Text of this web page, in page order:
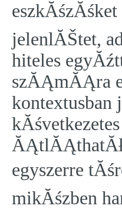
jelenlĂŠtet,
hiteles
szĂĄmĂĄra
kontextusban
egyszerre
mikĂśzben